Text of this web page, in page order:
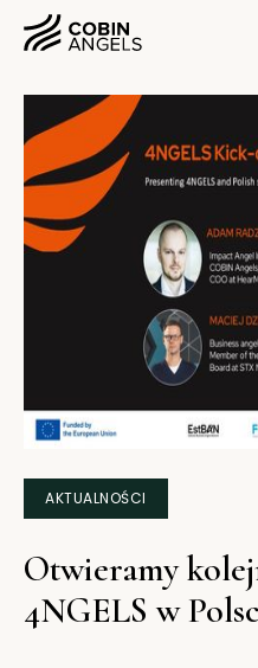
AKTUALNOŚCI
Otwieramy
4NGELS w